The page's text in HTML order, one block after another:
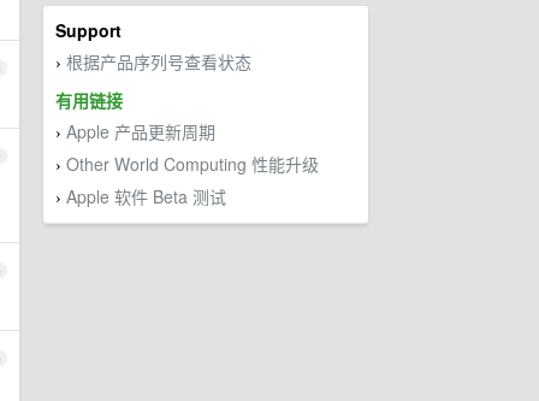
Support
› 根据产品序列号查看状态
有用链接
› Apple 产品更新周期
› Other World Computing 性能升级
› Apple 软件 Beta 测试